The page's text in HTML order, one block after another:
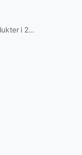
i 2...